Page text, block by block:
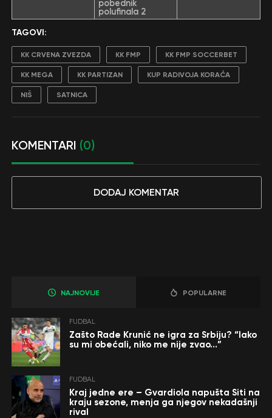
pobednik
polufinala 2
TAGOVI:
KK CRVENA ZVEZDA KK FMP KK FMP SOCCERBET
KK MEGA KK PARTIZAN KUP RADIVOJA KORAĆA
NIŠ SATNICA
KOMENTARI (0)
DODAJ KOMENTAR
NAJNOVIJE POPULARNE
FUDBAL
Zašto Rade Krunić ne igra za Srbiju? “Iako
su mi obećali, niko me nije zvao…”
FUDBAL
Kraj jedne ere – Gvardiola napušta Siti na
kraju sezone, menja ga njegov nekadašnji
rival